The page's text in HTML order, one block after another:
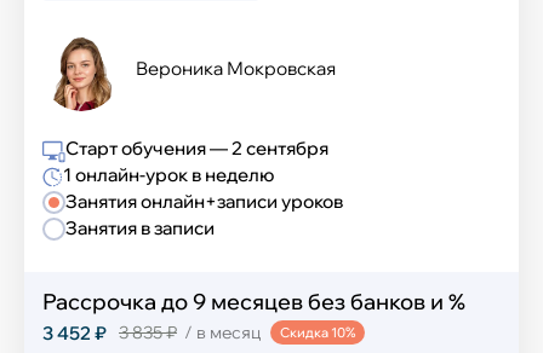
Интернет-маркетинг и экономист
Тест-драйв колледжа
Вероника Мокровская
Занятия онлайн+записи уроков
Занятия в записи
Старт обучения — 2 сентября
1 онлайн-урок в неделю
Рассрочка до 9 месяцев без банков и %
3 452 ₽ 3 835 ₽ / в месяц Скидка 10%